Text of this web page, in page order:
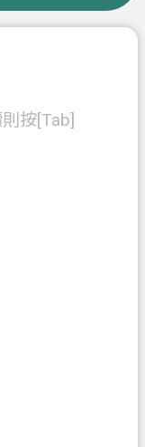
按[Tab]